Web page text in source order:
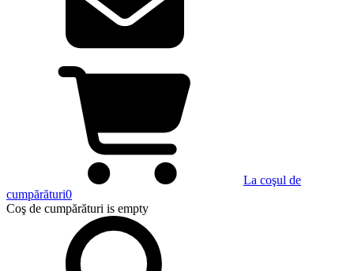
La coşul de
cumpărături0
Coş de cumpărături is empty